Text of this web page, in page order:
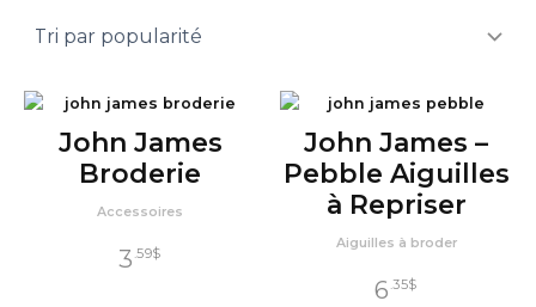
John James
Broderie
Accessoires
3 .59$
John James –
Pebble Aiguilles
à Repriser
Aiguilles à broder
6 .35$